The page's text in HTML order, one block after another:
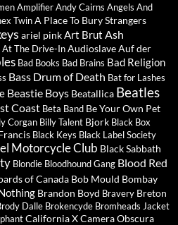
AmplifierAndy Cairns Angels And
TwinA Place To Bury Strangers
ariel pinkArt Brut Ash
At The Drive-InAudioslaveAuf der
Bad Books Bad Brains Bad Religion
Bass Drum of Death Bat for Lashes
Beastie Boys Beatallica Beatles
Coast Beta Band Be Your Own Pet
Corgan Billy Talent Bjork Black Box
Black Keys Black Label Society
Motorcycle Club Black Sabbath
Blondie Bloodhound Gang Blood Red
of Canada Bob Mould Bombay
Brandon Boyd Bravery Breton
Dalle Brokencyde Bromheads Jacket
California XCamera Obscura